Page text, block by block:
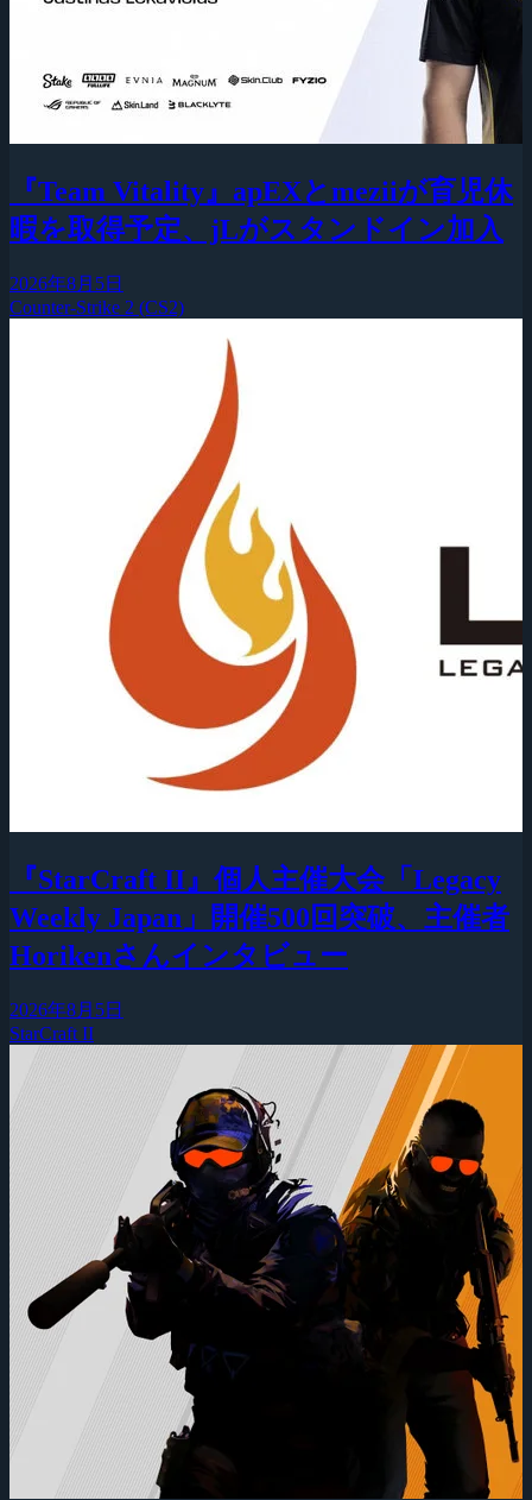
『Team Vitality』apEXとmeziiが育児休
暇を取得予定、jLがスタンドイン加入
2026年8月5日
Counter-Strike 2 (CS2)
『StarCraft II』個人主催大会「Legacy
Weekly Japan」開催500回突破、主催者
Horikenさんインタビュー
2026年8月5日
StarCraft II